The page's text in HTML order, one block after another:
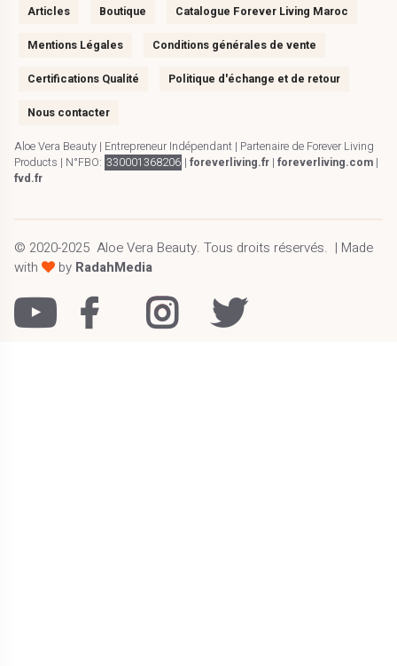
Articles Boutique Catalogue Forever Living Maroc
Mentions Légales Conditions générales de vente
Certifications Qualité Politique d'échange et de retour
Nous contacter
Aloe Vera Beauty | Entrepreneur Indépendant | Partenaire de Forever Living
Products | N°FBO: 330001368206 | foreverliving.fr| foreverliving.com|
fvd.fr
© 2020-2025 Aloe Vera Beauty.Tous droits réservés. | Made
with
by RadahMedia